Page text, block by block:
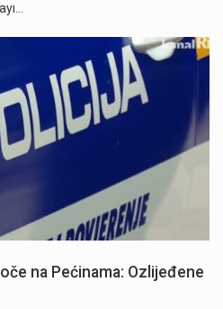
na Pećinama: Ozlijeđene